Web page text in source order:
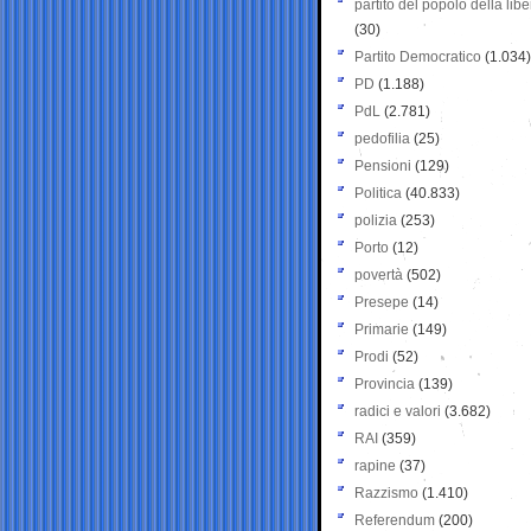
partito del popolo della
(30)
Partito Democratico (1.034)
PD (1.188)
PdL (2.781)
pedofilia (25)
Pensioni (129)
Politica (40.833)
polizia (253)
Porto (12)
povertà (502)
Presepe (14)
Primarie (149)
Prodi (52)
Provincia (139)
radici e valori (3.682)
RAI (359)
rapine (37)
Razzismo (1.410)
Referendum (200)